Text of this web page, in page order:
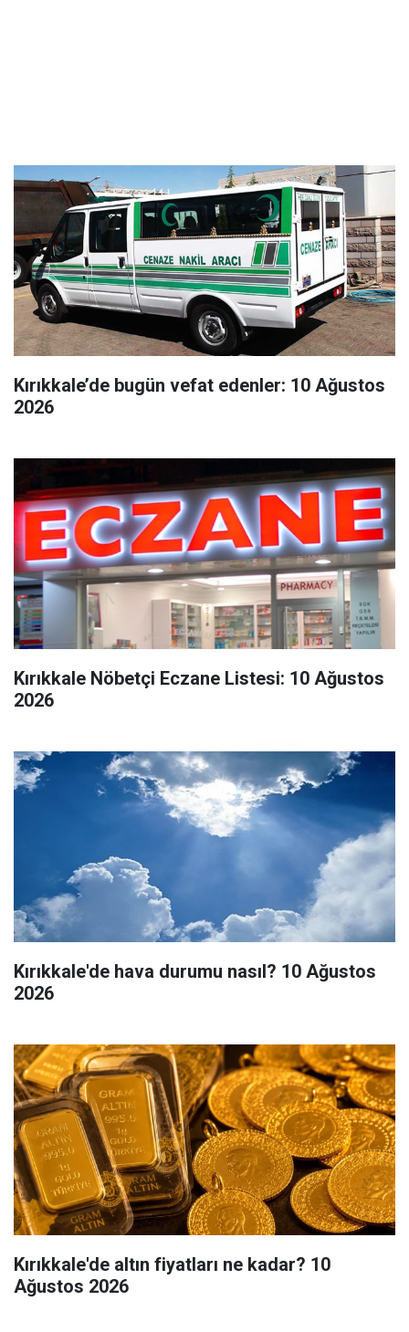
Kırıkkale’de bugün vefat edenler: 10 Ağustos
2026
Kırıkkale Nöbetçi Eczane Listesi: 10 Ağustos
2026
Kırıkkale'de hava durumu nasıl? 10 Ağustos
2026
Kırıkkale'de altın fiyatları ne kadar? 10
Ağustos 2026